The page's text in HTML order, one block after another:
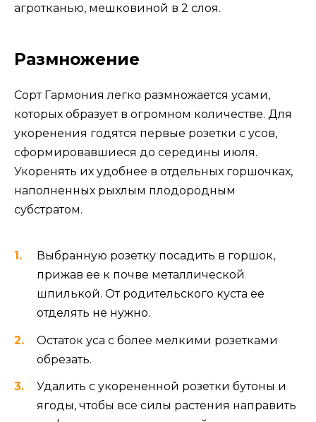
агротканью, мешковиной в 2 слоя.
Размножение
Сорт Гармония легко размножается усами,
которых образует в огромном количестве. Для
укоренения годятся первые розетки с усов,
сформировавшиеся до середины июля.
Укоренять их удобнее в отдельных горшочках,
наполненных рыхлым плодородным
субстратом.
Выбранную розетку посадить в горшок,
прижав ее к почве металлической
шпилькой. От родительского куста ее
отделять не нужно.
Остаток уса с более мелкими розетками
обрезать.
Удалить с укорененной розетки бутоны и
ягоды, чтобы все силы растения направить